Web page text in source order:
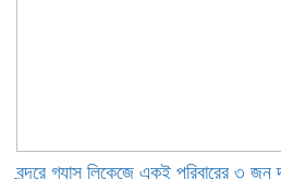
বন্দরে গ্যাস লিকেজে একই পরিবারের ৩